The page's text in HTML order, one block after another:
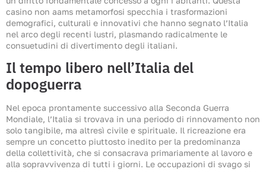
casino non aams metamorfosi specchia i trasformazioni
demografici, culturali e innovativi che hanno segnato l’Italia
nel arco degli recenti lustri, plasmando radicalmente le
consuetudini di divertimento degli italiani.
Il tempo libero nell’Italia del
dopoguerra
Nel epoca prontamente successivo alla Seconda Guerra
Mondiale, l’Italia si trovava in una periodo di rinnovamento non
solo tangibile, ma altresì civile e spirituale. Il ricreazione era
sempre un concetto piuttosto inedito per la predominanza
della collettività, che si consacrava primariamente al lavoro e
alla sopravvivenza di tutti i giorni. Le occupazioni di svago si